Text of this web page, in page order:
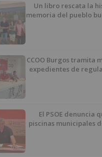
Un libro rescata la
memoria del pueblo
CCOO Burgos tramita
expedientes de
El PSOE denuncia
piscinas municipales